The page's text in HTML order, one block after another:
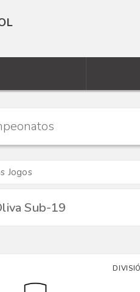
Jogos
Sub-19